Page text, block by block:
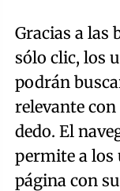
Gracias a las
sólo clic, los
podrán
relevante
dedo. El
permite a los
página con